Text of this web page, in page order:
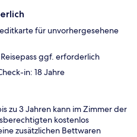
für unvorhergesehene
ggf. erforderlich
in: 18 Jahre
zu 3 Jahren kann im Zimmer der
kostenlos
zusätzlichen Bettwaren